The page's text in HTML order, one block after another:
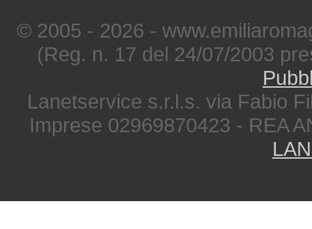
© 2005 - 2026 -
(Reg. n. 17 del 24/07/2003
Lanetservice s.r.l.s. via Fabio
Imprese 02969870423 - REA